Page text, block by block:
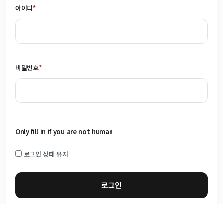
아이디*
비밀번호*
Only fill in if you are not human
로그인 상태 유지